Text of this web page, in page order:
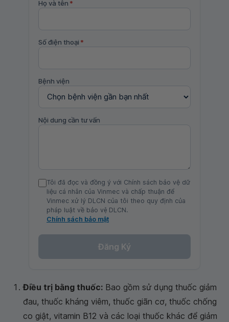
Họ và tên *
Số điện thoại *
Bệnh viện
Nội dung cần tư vấn
Tôi đã đọc và đồng ý với Chính sách bảo vệ dữ
liệu cá nhân của Vinmec và chấp thuận để
Vinmec xử lý DLCN của tôi theo quy định của
pháp luật về bảo vệ DLCN.
Chính sách bảo mật
Đăng Ký
Điều trị bằng thuốc: Bao gồm sử dụng thuốc giảm
đau, thuốc kháng viêm, thuốc giãn cơ, thuốc chống
co giật, vitamin B12 và các loại thuốc khác để giảm